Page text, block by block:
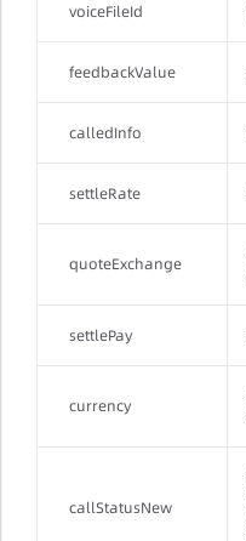
voiceFileId
feedbackValue
calledInfo
settleRate
quoteExchange
settlePay
currency
callStatusNew